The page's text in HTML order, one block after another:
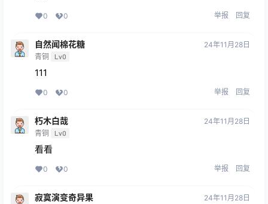
0 0 举报 回复
自然闻棉花糖
青铜 Lv0
24年11月28日
111
0 0 举报 回复
朽木白哉
青铜 Lv0
24年11月28日
看看
0 0 举报 回复
寂寞演变奇异果 24年11月28日